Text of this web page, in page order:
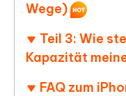
Wege)
Teil 3: Wie
Kapazität
FAQ zum